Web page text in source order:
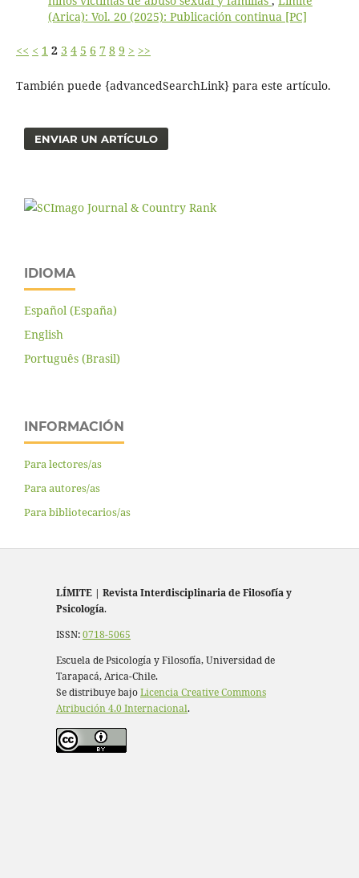
(Arica): Vol. 20 (2025): Publicación continua [PC]
<< < 1 2 3 4 5 6 7 8 9 > >>
También puede {advancedSearchLink} para este artículo.
ENVIAR UN ARTÍCULO
IDIOMA
Español (España)
English
Português (Brasil)
INFORMACIÓN
Para lectores/as
Para autores/as
Para bibliotecarios/as
LÍMITE | Revista Interdisciplinaria de Filosofía y
Psicología.
ISSN:0718-5065
Escuela de Psicología y Filosofía, Universidad de
Tarapacá, Arica-Chile.
Se distribuye bajoLicencia Creative Commons
Atribución 4.0 Internacional.